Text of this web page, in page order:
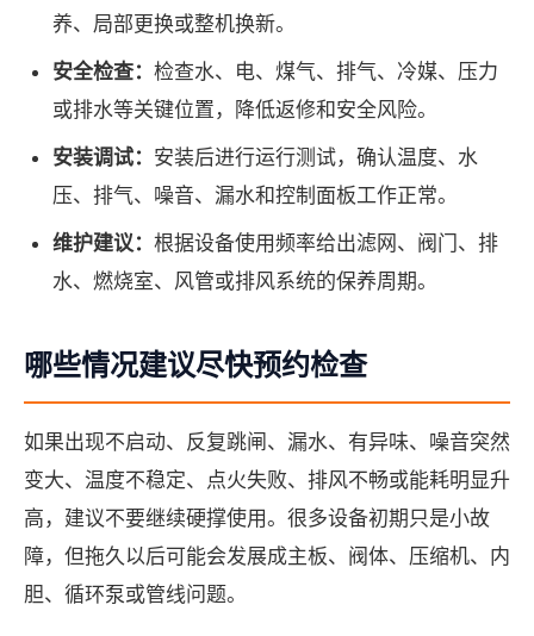
养、局部更换或整机换新。
安全检查： 检查水、电、煤气、排气、冷媒、压力
或排水等关键位置，降低返修和安全风险。
安装调试： 安装后进行运行测试，确认温度、水
压、排气、噪音、漏水和控制面板工作正常。
维护建议： 根据设备使用频率给出滤网、阀门、排
水、燃烧室、风管或排风系统的保养周期。
哪些情况建议尽快预约检查
如果出现不启动、反复跳闸、漏水、有异味、噪音突然
变大、温度不稳定、点火失败、排风不畅或能耗明显升
高，建议不要继续硬撑使用。很多设备初期只是小故
障，但拖久以后可能会发展成主板、阀体、压缩机、内
胆、循环泵或管线问题。